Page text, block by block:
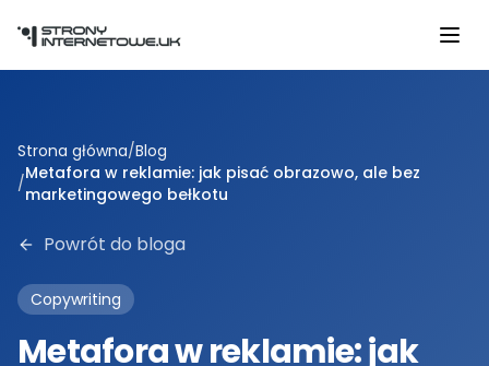
Strona główna/Blog
/Metafora w reklamie: jak pisać obrazowo, ale bez
marketingowego bełkotu
Powrót do bloga
Copywriting
Metafora w reklamie: jak